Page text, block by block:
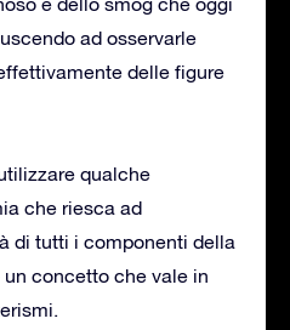
ad osservarle
delle figure
qualche
che riesca ad
di tutti i componenti della
concetto che vale in